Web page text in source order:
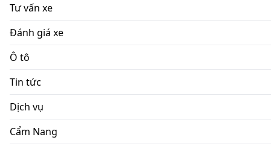
Tư vấn xe
Đánh giá xe
Ô tô
Tin tức
Dịch vụ
Cẩm Nang